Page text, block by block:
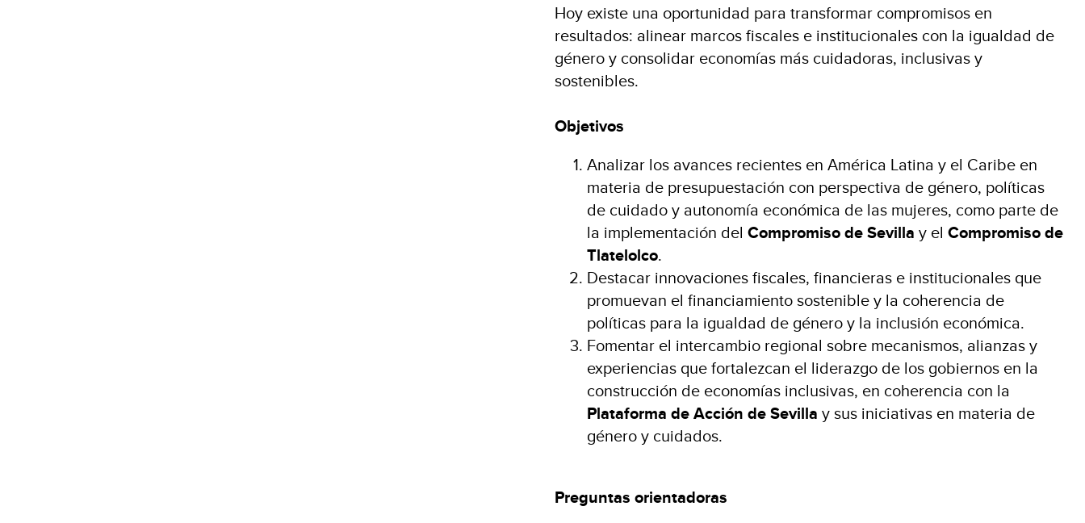
Hoy existe una oportunidad para transformar compromisos en
resultados: alinear marcos fiscales e institucionales con la igualdad de
género y consolidar economías más cuidadoras, inclusivas y
sostenibles.
Objetivos
Analizar los avances recientes en América Latina y el Caribe en
materia de presupuestación con perspectiva de género, políticas
de cuidado y autonomía económica de las mujeres, como parte de
la implementación del Compromiso de Sevilla y el Compromiso de
Tlatelolco.
Destacar innovaciones fiscales, financieras e institucionales que
promuevan el financiamiento sostenible y la coherencia de
políticas para la igualdad de género y la inclusión económica.
Fomentar el intercambio regional sobre mecanismos, alianzas y
experiencias que fortalezcan el liderazgo de los gobiernos en la
construcción de economías inclusivas, en coherencia con la
Plataforma de Acción de Sevilla y sus iniciativas en materia de
género y cuidados.
Preguntas orientadoras